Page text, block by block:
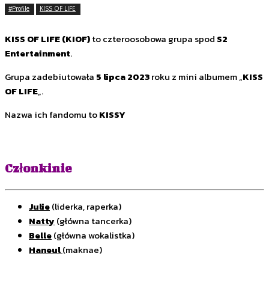
#Profile KISS OF LIFE
KISS OF LIFE(KIOF)to czteroosobowa grupa spod S2
Entertainment.
Grupa zadebiutowała 5 lipca 2023roku z mini albumem „KISS
OF LIFE„.
Nazwa ich fandomu toKISSY
Członkinie
Julie(liderka, raperka)
Natty(główna tancerka)
Belle(główna wokalistka)
Haneul(maknae)